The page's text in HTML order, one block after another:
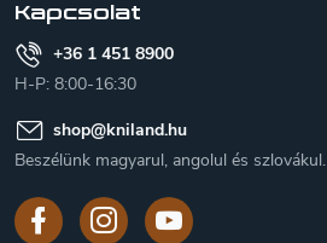
Kapcsolat
+36 1 451 8900
H-P: 8:00-16:30
shop@kniland.hu
Beszélünk magyarul, angolul és szlovákul.